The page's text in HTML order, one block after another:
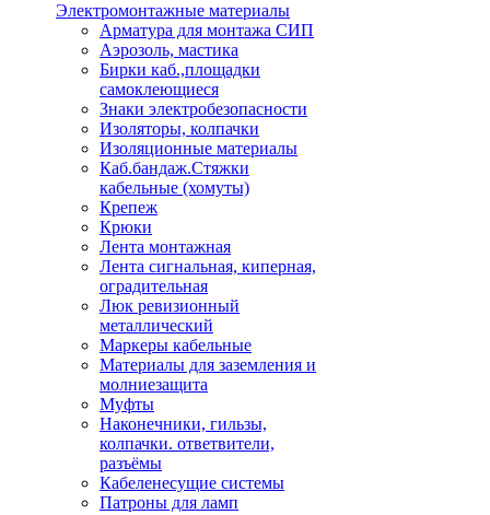
Электромонтажные материалы
Арматура для монтажа СИП
Аэрозоль, мастика
Бирки каб.,площадки
самоклеющиеся
Знаки электробезопасности
Изоляторы, колпачки
Изоляционные материалы
Каб.бандаж.Стяжки
кабельные (хомуты)
Крепеж
Крюки
Лента монтажная
Лента сигнальная, киперная,
оградительная
Люк ревизионный
металлический
Маркеры кабельные
Материалы для заземления и
молниезащита
Муфты
Наконечники, гильзы,
колпачки. ответвители,
разъёмы
Кабеленесущие системы
Патроны для ламп